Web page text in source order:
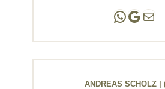
Andreas Scholz | (HPP)
PraxisE-Mail an mich ...
ANDREAS SCHOLZ |